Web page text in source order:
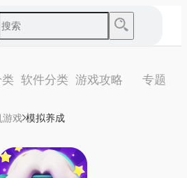
软件分类 游戏攻略 专题
游戏 模拟养成